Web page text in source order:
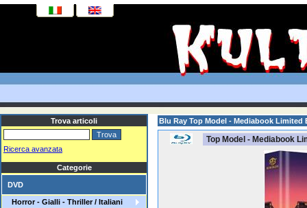
Trova articoli
Ricerca avanzata
Categorie
DVD
Horror - Gialli - Thriller / Italiani
Blu Ray Top Model - Mediabook Limited
Top Model - Mediabook